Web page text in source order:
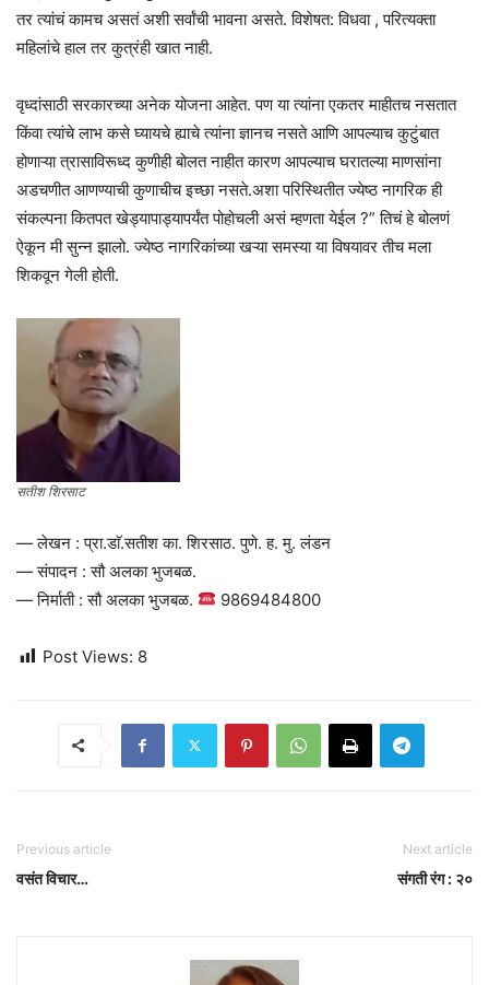
तर त्यांचं कामच असतं अशी सर्वांची भावना असते. विशेषत: विधवा , परित्यक्ता
महिलांचे हाल तर कुत्रंही खात नाही.
वृध्दांसाठी सरकारच्या अनेक योजना आहेत. पण या त्यांना एकतर माहीतच नसतात
किंवा त्यांचे लाभ कसे घ्यायचे ह्याचे त्यांना ज्ञानच नसते आणि आपल्याच कुटुंबात
होणाऱ्या त्रासाविरूध्द कुणीही बोलत नाहीत कारण आपल्याच घरातल्या माणसांना
अडचणीत आणण्याची कुणाचीच इच्छा नसते.अशा परिस्थितीत ज्येष्ठ नागरिक ही
संकल्पना कितपत खेड्यापाड्यापर्यंत पोहोचली असं म्हणता येईल ?” तिचं हे बोलणं
ऐकून मी सुन्न झालो. ज्येष्ठ नागरिकांच्या खऱ्या समस्या या विषयावर तीच मला
शिकवून गेली होती.
सतीश शिरसाट
— लेखन : प्रा.डाॅ.सतीश का. शिरसाठ. पुणे. ह. मु. लंडन
— संपादन : सौ अलका भुजबळ.
— निर्माती : सौ अलका भुजबळ.
9869484800
Post Views: 8
Previous article
वसंत विचार…
Next article
संगती रंग : २०